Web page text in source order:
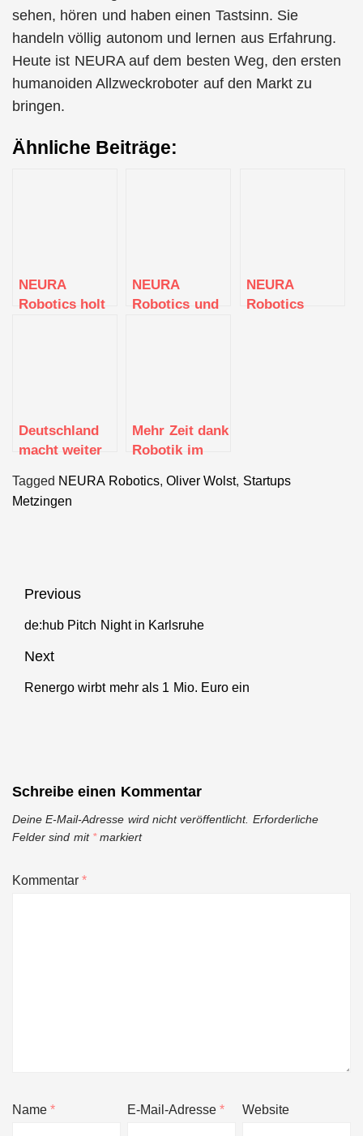
sehen, hören und haben einen Tastsinn. Sie
handeln völlig autonom und lernen aus Erfahrung.
Heute ist NEURA auf dem besten Weg, den ersten
humanoiden Allzweckroboter auf den Markt zu
bringen.
Ähnliche Beiträge:
NEURA
Robotics holt
NEURA
Robotics und
mit kognitiven
Robotern
NEURA
Robotics
Robotik
Deutschland
macht weiter
Zukunft:
Shootingstar
Millionen Euro
Kapital
Mehr Zeit dank
Robotik im
Studie belegt
Tagged NEURA Robotics, Oliver Wolst, Startups
Metzingen
Beitragsnavigation
Previous
Previous
de:hub Pitch Night in Karlsruhe
Next
Next
Renergo wirbt mehr als 1 Mio. Euro ein
Schreibe einen Kommentar
Deine E-Mail-Adresse wird nicht veröffentlicht. Erforderliche
Felder sind mit *markiert
Kommentar*
Name* E-Mail-Adresse* Website